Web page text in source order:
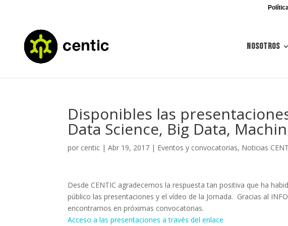
Nosotros
Disponibles las
Data Science, Big Data,
por centic |Abr 19, 2017 | Eventos y convocatorias, Noticias
Desde CENTIC agradecemos la respuesta tan positiva que ha
público las presentaciones y el vídeo de la Jornada. Gracias al
encontrarnos en próximas convocatorias.
Acceso a las presentaciones a través del enlace